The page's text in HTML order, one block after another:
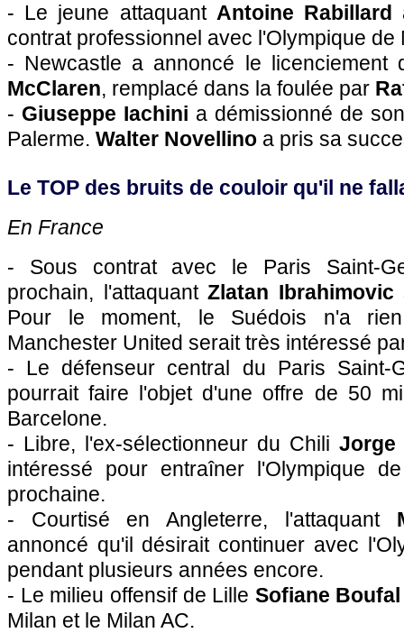
- Le jeune attaquant Antoine Rabillard
contrat professionnel avec l'Olympique de
- Newcastle a annoncé le licenciement
McClaren, remplacé dans la foulée par
- Giuseppe Iachini a démissionné de
Palerme. Walter Novellino a pris sa
Le TOP des bruits de couloir qu'il ne
En France
- Sous contrat avec le Paris Saint-
prochain, l'attaquant Zlatan Ibrahimovic
Pour le moment, le Suédois n'a
Manchester United serait très intéressé
- Le défenseur central du Paris Saint-
pourrait faire l'objet d'une offre de 50
Barcelone.
- Libre, l'ex-sélectionneur du Chili Jorge
intéressé pour entraîner l'Olympique
prochaine.
- Courtisé en Angleterre, l'attaquant
annoncé qu'il désirait continuer avec
pendant plusieurs années encore.
- Le milieu offensif de Lille Sofiane Boufal
Milan et le Milan AC.